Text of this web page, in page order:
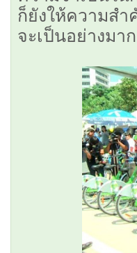
ก็ยังให้ความส
จะเป็นอย่างมาก